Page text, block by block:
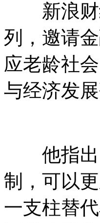
新浪财
列，邀请
应老龄社
与经济发
他指出
制，可以
一支柱替